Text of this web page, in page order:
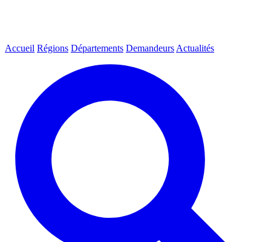
Accueil Régions Départements Demandeurs Actualités